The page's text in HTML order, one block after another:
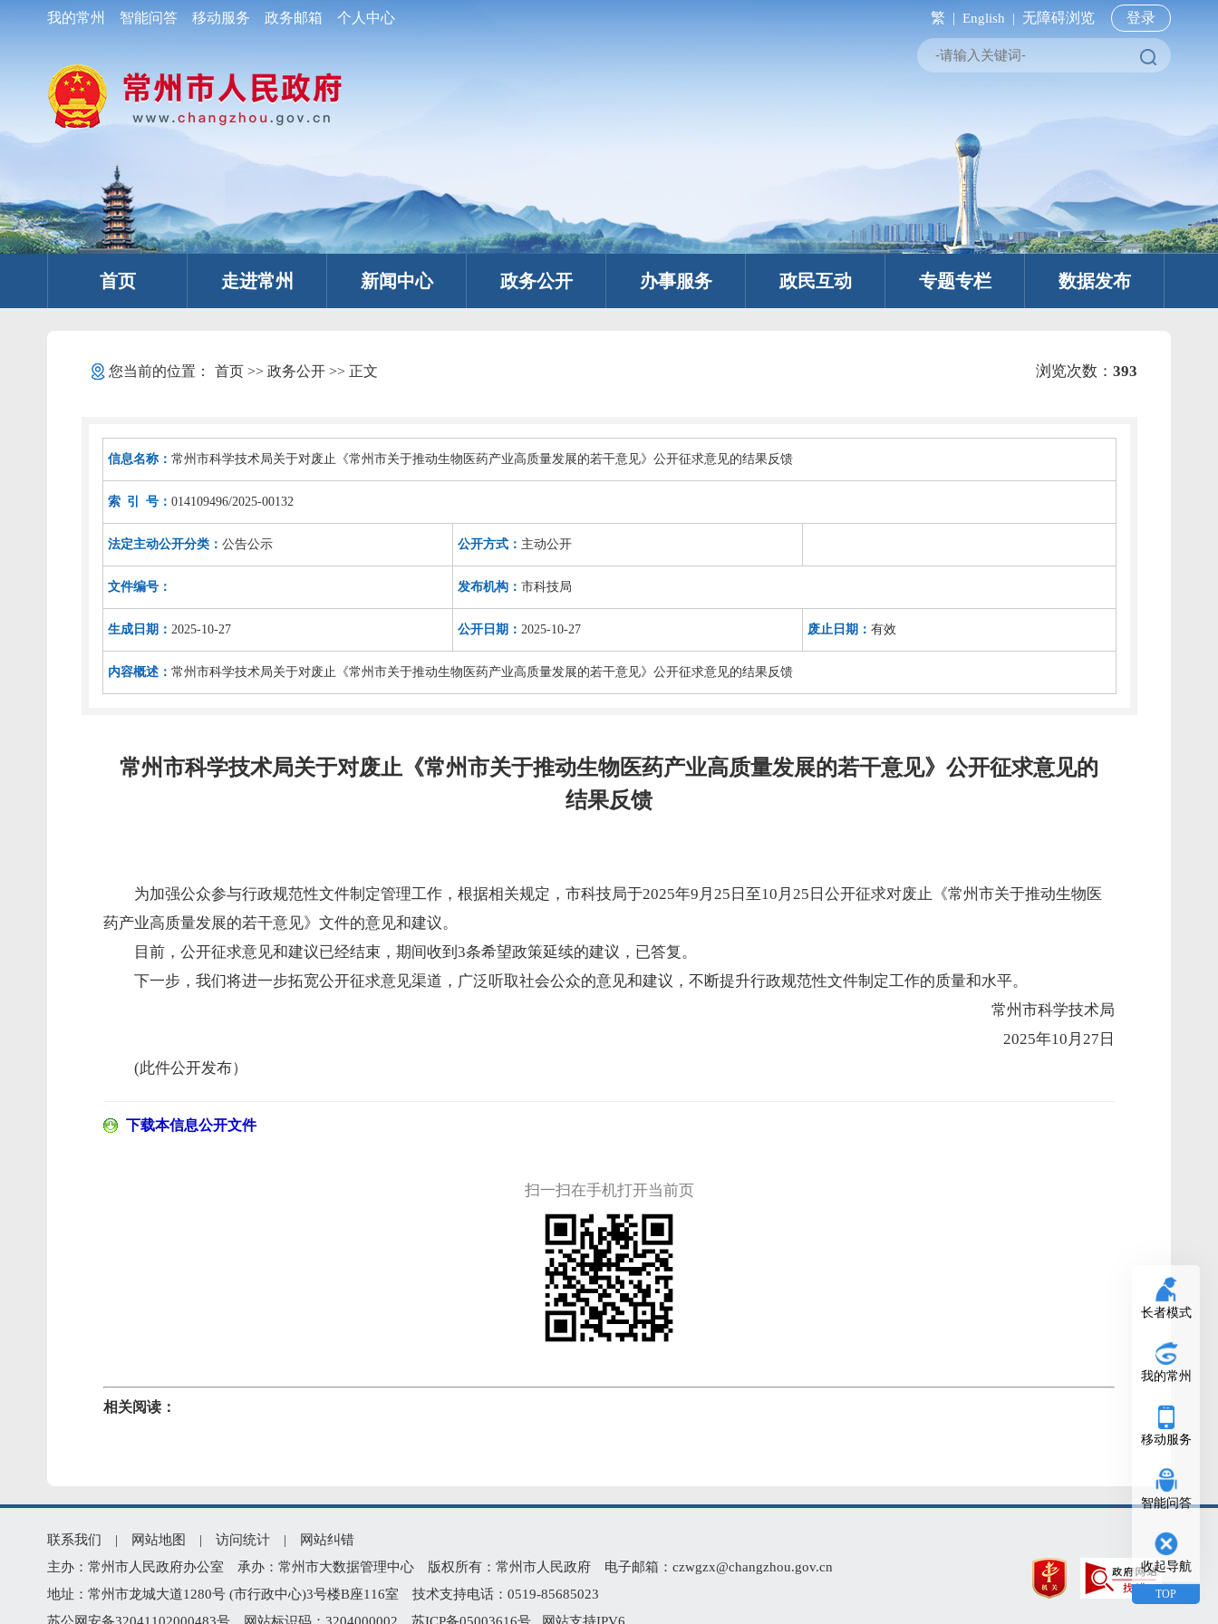
我的常州 智能问答 移动服务 政务邮箱 个人中心 繁 | English | 无障碍浏览 登录
首页 走进常州 新闻中心 政务公开 办事服务 政民互动 专题专栏 数据发布
您当前的位置： 首页>> 政务公开>> 正文 浏览次数： 393
信息名称： 常州市科学技术局关于对废止《常州市关于推动生物医药产业高质量发展的若干意见》公开征求意见的结果反馈
索 引 号： 014109496/2025-00132
法定主动公开分类： 公告公示 公开方式： 主动公开
文件编号： 发布机构： 市科技局
生成日期： 2025-10-27 公开日期： 2025-10-27 废止日期： 有效
内容概述： 常州市科学技术局关于对废止《常州市关于推动生物医药产业高质量发展的若干意见》公开征求意见的结果反馈
常州市科学技术局关于对废止《常州市关于推动生物医药产业高质量发展的若干意见》公开征求意见的
结果反馈
为加强公众参与行政规范性文件制定管理工作，根据相关规定，市科技局于2025年9月25日至10月25日公开征求对废止《常州市关于推动生物医
药产业高质量发展的若干意见》文件的意见和建议。
目前，公开征求意见和建议已经结束，期间收到3条希望政策延续的建议，已答复。
下一步，我们将进一步拓宽公开征求意见渠道，广泛听取社会公众的意见和建议，不断提升行政规范性文件制定工作的质量和水平。
常州市科学技术局
2025年10月27日
(此件公开发布）
下载本信息公开文件
扫一扫在手机打开当前页
相关阅读：
联系我们 | 网站地图 | 访问统计 |
网站纠错
主办：常州市人民政府办公室 承办：常州市大数据管理中心 版权所有：常州市人民政府 电子邮箱：czwgzx@changzhou.gov.cn
地址：常州市龙城大道1280号 (市行政中心)3号楼B座116室 技术支持电话：0519-85685023
长者模式
我的常州
移动服务
智能问答
收起导航
TOP